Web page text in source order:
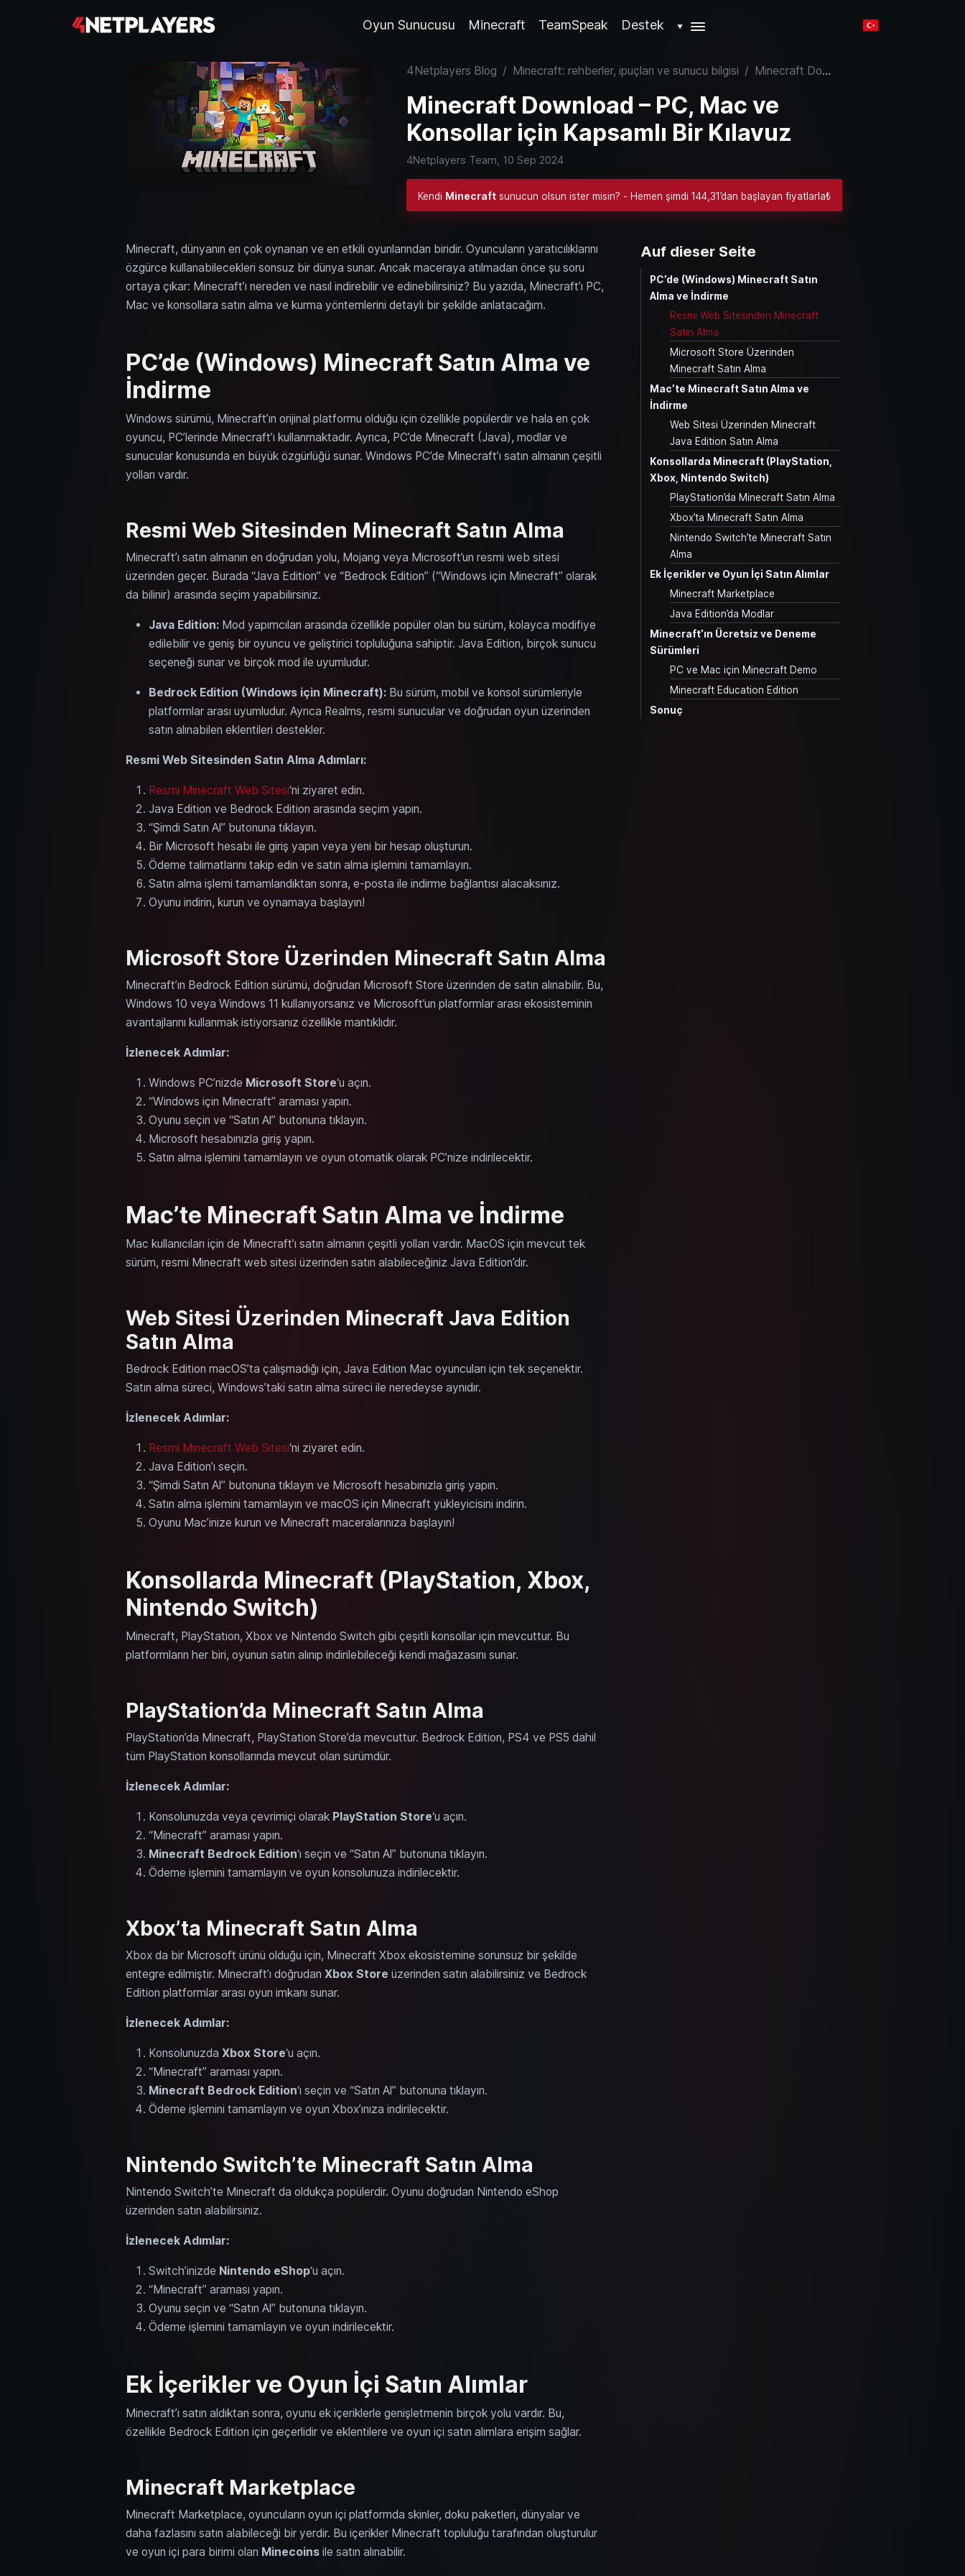
Oyun Sunucusu Minecraft TeamSpeak Destek ▼
4Netplayers Blog / Minecraft: rehberler, ipuçları ve sunucu bilgisi / Minecraft Download – PC, Mac ve Konsollar için Kapsamlı Bir Kılavuz
Minecraft Download – PC, Mac ve
Konsollar için Kapsamlı Bir Kılavuz
4Netplayers Team, 10 Sep 2024
Kendi Minecraftsunucun olsun ister misin? - Hemen şimdi 144,31’dan başlayan fiyatlarla₺
Minecraft, dünyanın en çok oynanan ve en etkili oyunlarından biridir. Oyuncuların yaratıcılıklarını
özgürce kullanabilecekleri sonsuz bir dünya sunar. Ancak maceraya atılmadan önce şu soru
ortaya çıkar: Minecraft’ı nereden ve nasıl indirebilir ve edinebilirsiniz? Bu yazıda, Minecraft’ı PC,
Mac ve konsollara satın alma ve kurma yöntemlerini detaylı bir şekilde anlatacağım.
PC’de (Windows) Minecraft Satın Alma ve
İndirme
Windows sürümü, Minecraft’ın orijinal platformu olduğu için özellikle popülerdir ve hala en çok
oyuncu, PC’lerinde Minecraft’ı kullanmaktadır. Ayrıca, PC’de Minecraft (Java), modlar ve
sunucular konusunda en büyük özgürlüğü sunar. Windows PC’de Minecraft’ı satın almanın çeşitli
yolları vardır.
Resmi Web Sitesinden Minecraft Satın Alma
Minecraft’ı satın almanın en doğrudan yolu, Mojang veya Microsoft’un resmi web sitesi
üzerinden geçer. Burada “Java Edition” ve “Bedrock Edition” (“Windows için Minecraft” olarak
da bilinir) arasında seçim yapabilirsiniz.
Java Edition:Mod yapımcıları arasında özellikle popüler olan bu sürüm, kolayca modifiye
edilebilir ve geniş bir oyuncu ve geliştirici topluluğuna sahiptir. Java Edition, birçok sunucu
seçeneği sunar ve birçok mod ile uyumludur.
Bedrock Edition (Windows için Minecraft):Bu sürüm, mobil ve konsol sürümleriyle
platformlar arası uyumludur. Ayrıca Realms, resmi sunucular ve doğrudan oyun üzerinden
satın alınabilen eklentileri destekler.
Resmi Web Sitesinden Satın Alma Adımları:
Resmi Minecraft Web Sitesi‘ni ziyaret edin.
Java Edition ve Bedrock Edition arasında seçim yapın.
“Şimdi Satın Al” butonuna tıklayın.
Bir Microsoft hesabı ile giriş yapın veya yeni bir hesap oluşturun.
Ödeme talimatlarını takip edin ve satın alma işlemini tamamlayın.
Satın alma işlemi tamamlandıktan sonra, e-posta ile indirme bağlantısı alacaksınız.
Oyunu indirin, kurun ve oynamaya başlayın!
Microsoft Store Üzerinden Minecraft Satın Alma
Minecraft’ın Bedrock Edition sürümü, doğrudan Microsoft Store üzerinden de satın alınabilir. Bu,
Windows 10 veya Windows 11 kullanıyorsanız ve Microsoft’un platformlar arası ekosisteminin
avantajlarını kullanmak istiyorsanız özellikle mantıklıdır.
İzlenecek Adımlar:
Windows PC’nizde Microsoft Store‘u açın.
“Windows için Minecraft” araması yapın.
Oyunu seçin ve “Satın Al” butonuna tıklayın.
Microsoft hesabınızla giriş yapın.
Satın alma işlemini tamamlayın ve oyun otomatik olarak PC’nize indirilecektir.
Mac’te Minecraft Satın Alma ve İndirme
Mac kullanıcıları için de Minecraft’ı satın almanın çeşitli yolları vardır. MacOS için mevcut tek
sürüm, resmi Minecraft web sitesi üzerinden satın alabileceğiniz Java Edition’dır.
Web Sitesi Üzerinden Minecraft Java Edition
Satın Alma
Bedrock Edition macOS’ta çalışmadığı için, Java Edition Mac oyuncuları için tek seçenektir.
Satın alma süreci, Windows’taki satın alma süreci ile neredeyse aynıdır.
İzlenecek Adımlar:
Resmi Minecraft Web Sitesi‘ni ziyaret edin.
Java Edition’ı seçin.
“Şimdi Satın Al” butonuna tıklayın ve Microsoft hesabınızla giriş yapın.
Satın alma işlemini tamamlayın ve macOS için Minecraft yükleyicisini indirin.
Oyunu Mac’inize kurun ve Minecraft maceralarınıza başlayın!
Konsollarda Minecraft (PlayStation, Xbox,
Nintendo Switch)
Minecraft, PlayStation, Xbox ve Nintendo Switch gibi çeşitli konsollar için mevcuttur. Bu
platformların her biri, oyunun satın alınıp indirilebileceği kendi mağazasını sunar.
PlayStation’da Minecraft Satın Alma
PlayStation’da Minecraft, PlayStation Store’da mevcuttur. Bedrock Edition, PS4 ve PS5 dahil
tüm PlayStation konsollarında mevcut olan sürümdür.
İzlenecek Adımlar:
Konsolunuzda veya çevrimiçi olarak PlayStation Store‘u açın.
“Minecraft” araması yapın.
Minecraft Bedrock Edition‘ı seçin ve “Satın Al” butonuna tıklayın.
Ödeme işlemini tamamlayın ve oyun konsolunuza indirilecektir.
Xbox’ta Minecraft Satın Alma
Xbox da bir Microsoft ürünü olduğu için, Minecraft Xbox ekosistemine sorunsuz bir şekilde
entegre edilmiştir. Minecraft’ı doğrudan Xbox Store üzerinden satın alabilirsiniz ve Bedrock
Edition platformlar arası oyun imkanı sunar.
İzlenecek Adımlar:
Konsolunuzda Xbox Store‘u açın.
“Minecraft” araması yapın.
Minecraft Bedrock Edition‘ı seçin ve “Satın Al” butonuna tıklayın.
Ödeme işlemini tamamlayın ve oyun Xbox’ınıza indirilecektir.
Nintendo Switch’te Minecraft Satın Alma
Nintendo Switch’te Minecraft da oldukça popülerdir. Oyunu doğrudan Nintendo eShop
üzerinden satın alabilirsiniz.
İzlenecek Adımlar:
Switch’inizde Nintendo eShop‘u açın.
“Minecraft” araması yapın.
Oyunu seçin ve “Satın Al” butonuna tıklayın.
Ödeme işlemini tamamlayın ve oyun indirilecektir.
Ek İçerikler ve Oyun İçi Satın Alımlar
Minecraft’ı satın aldıktan sonra, oyunu ek içeriklerle genişletmenin birçok yolu vardır. Bu,
özellikle Bedrock Edition için geçerlidir ve eklentilere ve oyun içi satın alımlara erişim sağlar.
Minecraft Marketplace
Minecraft Marketplace, oyuncuların oyun içi platformda skinler, doku paketleri, dünyalar ve
daha fazlasını satın alabileceği bir yerdir. Bu içerikler Minecraft topluluğu tarafından oluşturulur
ve oyun içi para birimi olan Minecoinsile satın alınabilir.
Auf dieser Seite
PC’de (Windows) Minecraft Satın
Alma ve İndirme
Resmi Web Sitesinden Minecraft
Satın Alma
Microsoft Store Üzerinden
Minecraft Satın Alma
Mac’te Minecraft Satın Alma ve
İndirme
Web Sitesi Üzerinden Minecraft
Java Edition Satın Alma
Konsollarda Minecraft (PlayStation,
Xbox, Nintendo Switch)
PlayStation’da Minecraft Satın Alma
Xbox’ta Minecraft Satın Alma
Nintendo Switch’te Minecraft Satın
Alma
Ek İçerikler ve Oyun İçi Satın Alımlar
Minecraft Marketplace
Java Edition’da Modlar
Minecraft’ın Ücretsiz ve Deneme
Sürümleri
PC ve Mac için Minecraft Demo
Minecraft Education Edition
Sonuç